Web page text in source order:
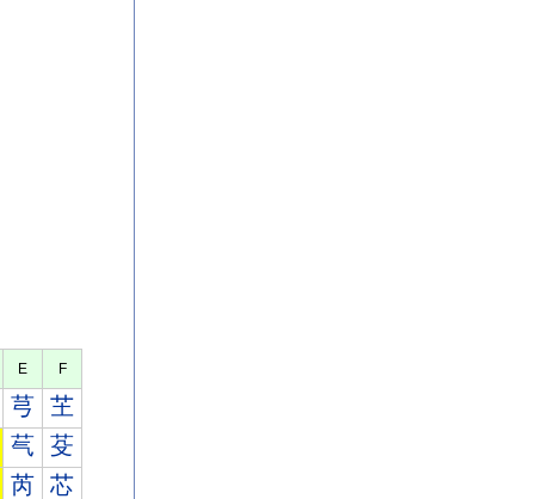
E F
芎 芏
芞 芟
芮 芯